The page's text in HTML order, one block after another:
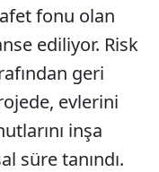
fonu olan
ediliyor. Risk
geri
evlerini
inşa
süre tanındı.